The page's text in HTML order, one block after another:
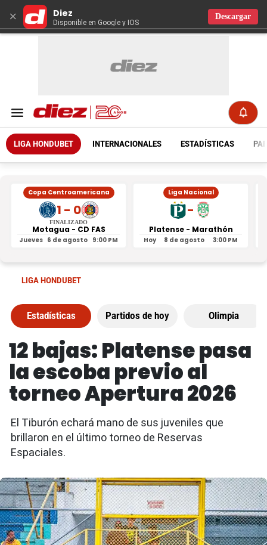
× Diez
Disponible en Google y IOS
Descargar
LIGA HONDUBET INTERNACIONALES ESTADÍSTICAS
Copa Centroamericana
1 - 0
FINALIZADO
Motagua - CD FAS
Jueves 6 de agosto 9:00 PM
Liga Nacional
-
Platense - Marathón
Hoy 8 de agosto 3:00 PM
LIGA HONDUBET
Estadísticas Partidos de hoy Olimpia
12 bajas: Platense pasa
la escoba previo al
torneo Apertura 2026
El Tiburón echará mano de sus juveniles que
brillaron en el último torneo de Reservas
Espaciales.